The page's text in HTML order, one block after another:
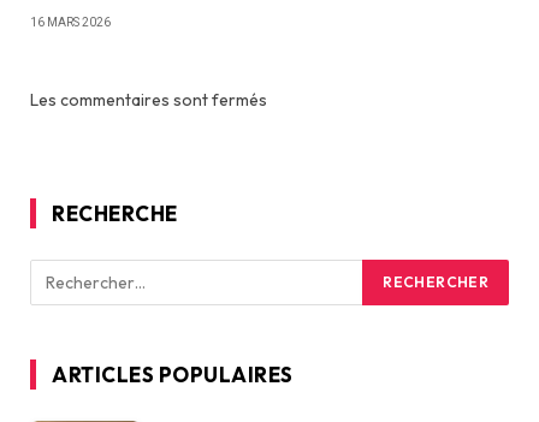
16 MARS 2026
Les commentaires sont fermés
RECHERCHE
ARTICLES POPULAIRES